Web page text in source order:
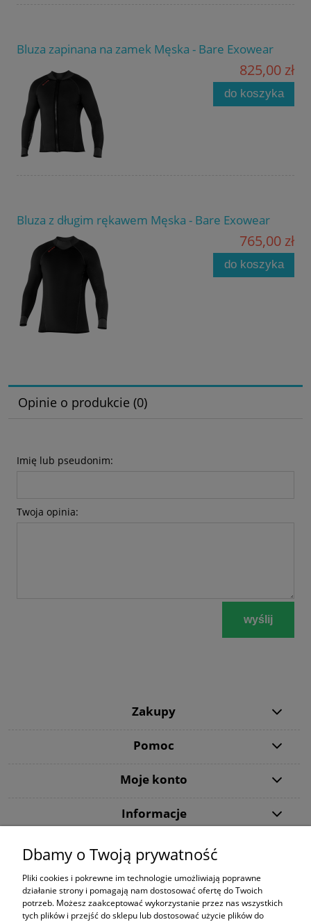
Bluza zapinana na zamek Męska - Bare Exowear
825,00 zł
do koszyka
Bluza z długim rękawem Męska - Bare Exowear
765,00 zł
do koszyka
Opinie o produkcie (0)
Imię lub pseudonim:
Twoja opinia:
wyślij
Zakupy
Pomoc
Moje konto
Informacje
Dziękujemy, że wybraliście DiveMarket.pl. Jeżeli w trakcie procesu składania
zamówienia lub jego realizacji pojawią się jakieś pytania - zapraszamy do
kontaktu.
Tecline|Maski ze szkłami korekcyjnymi|Snorkeling|Kompas Suunto
Butla 300 bar|Bojka dekompresyjna|Sprzęt do nurkowania
Dbamy o Twoją prywatność
Pliki cookies i pokrewne im technologie umożliwiają poprawne
działanie strony i pomagają nam dostosować ofertę do Twoich
potrzeb. Możesz zaakceptować wykorzystanie przez nas wszystkich
tych plików i przejść do sklepu lub dostosować użycie plików do